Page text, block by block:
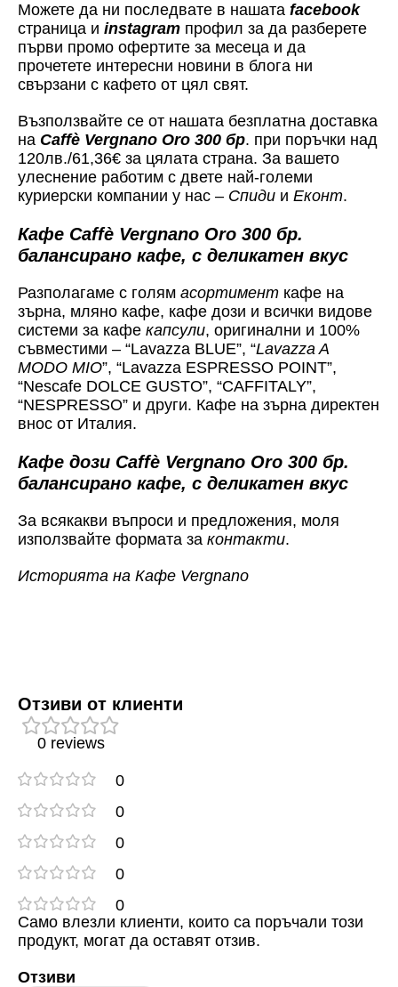
Можете да ни последвате в нашата facebook
страница и instagram профил за да разберете
първи промо офертите за месеца и да
прочетете интересни новини в блога ни
свързани с кафето от цял свят.
Възползвайте се от нашата безплатна доставка
на Caffè Vergnano Oro 300 бр. при поръчки над
120лв./61,36€ за цялата страна. За вашето
улеснение работим с двете най-големи
куриерски компании у нас – Спиди и Еконт.
Кафе Caffè Vergnano Oro 300 бр.
балансирано кафе, с деликатен вкус
Разполагаме с голям асортимент кафе на
зърна, мляно кафе, кафе дози и всички видове
системи за кафе капсули, оригинални и 100%
съвместими – “Lavazza BLUE”, “Lavazza A
MODO MIO”, “Lavazza ESPRESSO POINT”,
“Nescafe DOLCE GUSTO”, “CAFFITALY”,
“NESPRESSO” и други. Кафе на зърна директен
внос от Италия.
Кафе дози Caffè Vergnano Oro 300 бр.
балансирано кафе, с деликатен вкус
За всякакви въпроси и предложения, моля
използвайте формата за контакти.
Историята на Кафе Vergnano
Отзиви от клиенти
0 reviews
0
0
0
0
0
Отзиви
Само влезли клиенти, които са поръчали този
продукт, могат да оставят отзив.